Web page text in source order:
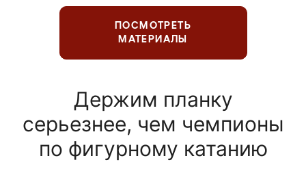
ПОСМОТРЕТЬ
МАТЕРИАЛЫ
Держим планку
серьезнее, чем чемпионы
по фигурному катанию